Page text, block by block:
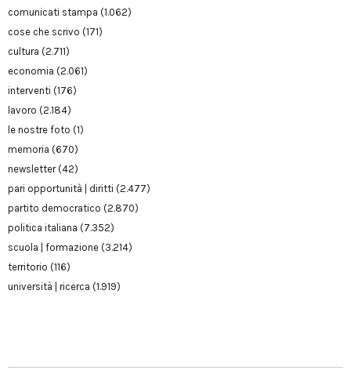
comunicati stampa (1.062)
cose che scrivo (171)
cultura (2.711)
economia (2.061)
interventi (176)
lavoro (2.184)
le nostre foto (1)
memoria (670)
newsletter(42)
pari opportunità | diritti (2.477)
partito democratico (2.870)
politica italiana (7.352)
scuola | formazione (3.214)
territorio (116)
università | ricerca (1.919)